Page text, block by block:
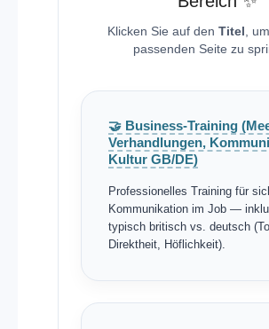
Klicken Sie auf den Titel ,
passenden Seite zu
🤝 Business-Training
Verhandlungen,
Kultur GB/DE)
Professionelles Training für
Kommunikation im Job —
typisch britisch vs. deutsch
Direktheit, Höflichkeit).